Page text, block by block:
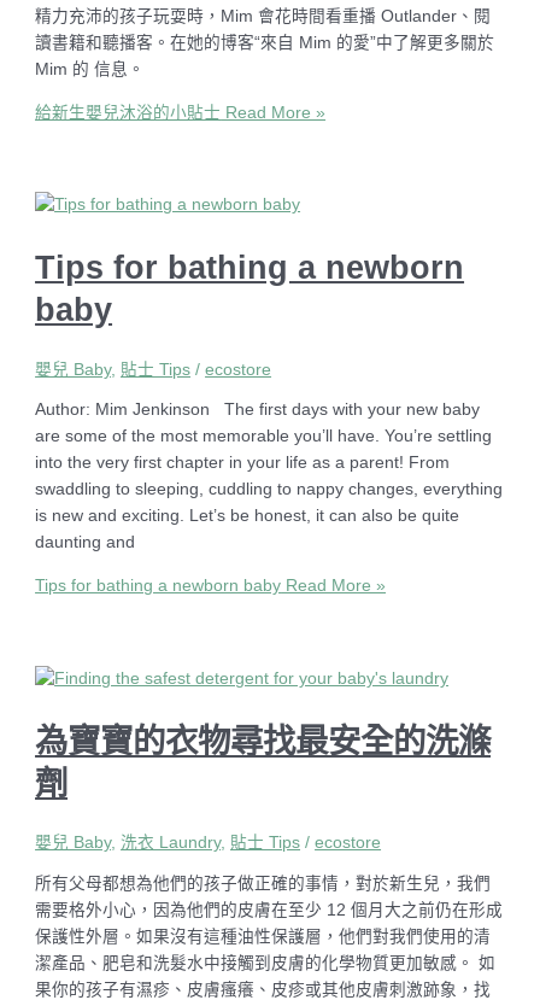
精力充沛的孩子玩耍時，Mim 會花時間看重播 Outlander、閱
讀書籍和聽播客。在她的博客“來自 Mim 的愛”中了解更多關於
Mim 的 信息。
給新生嬰兒沐浴的小貼士 Read More »
Tips for bathing a newborn
baby
嬰兒 Baby, 貼士 Tips /ecostore
Author: Mim Jenkinson The first days with your new baby
are some of the most memorable you’ll have. You’re settling
into the very first chapter in your life as a parent! From
swaddling to sleeping, cuddling to nappy changes, everything
is new and exciting. Let’s be honest, it can also be quite
daunting and
Tips for bathing a newborn baby Read More »
為寶寶的衣物尋找最安全的洗滌
劑
嬰兒 Baby, 洗衣 Laundry, 貼士 Tips /ecostore
所有父母都想為他們的孩子做正確的事情，對於新生兒，我們
需要格外小心，因為他們的皮膚在至少 12 個月大之前仍在形成
保護性外層。如果沒有這種油性保護層，他們對我們使用的清
潔產品、肥皂和洗髮水中接觸到皮膚的化學物質更加敏感。 如
果你的孩子有濕疹、皮膚瘙癢、皮疹或其他皮膚刺激跡象，找